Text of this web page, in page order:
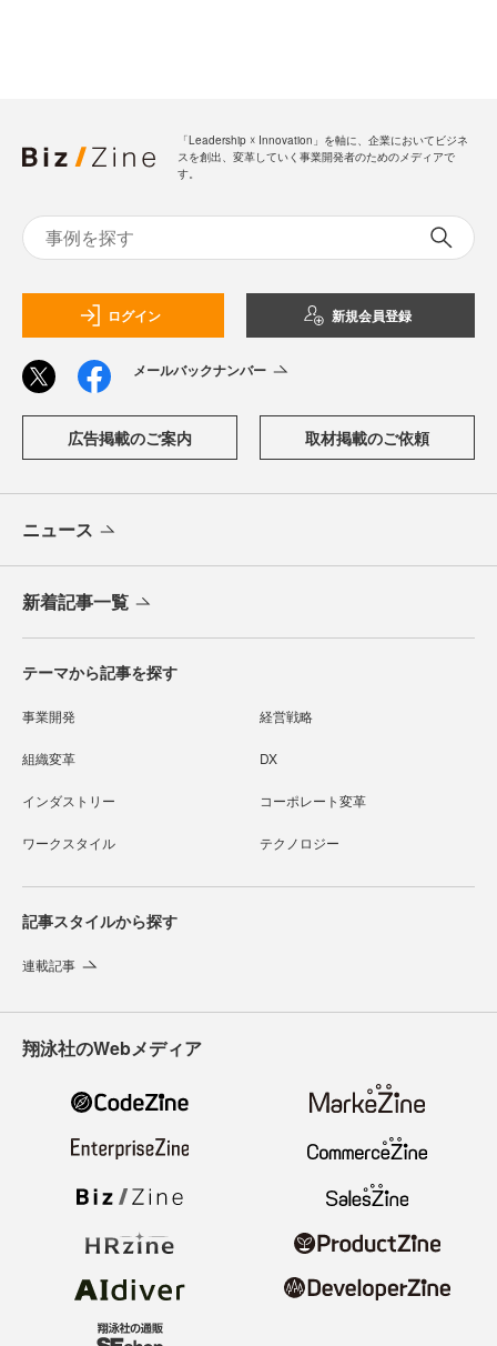
「Leadership ☓ Innovation」を軸に、企業においてビジネ
スを創出、変革していく事業開発者のためのメディアで
す。
ログイン 新規会員登録
メールバックナンバー
広告掲載のご案内 取材掲載のご依頼
ニュース
新着記事一覧
テーマから記事を探す
事業開発 経営戦略
組織変革 DX
インダストリー コーポレート変革
ワークスタイル テクノロジー
記事スタイルから探す
連載記事
翔泳社のWebメディア